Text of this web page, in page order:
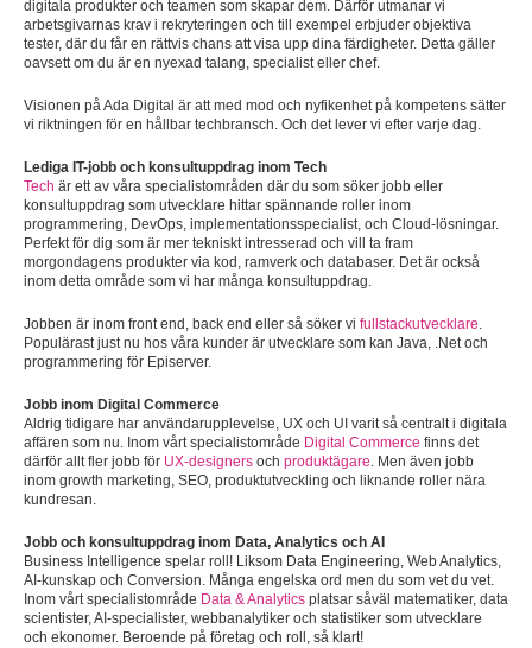
digitala produkter och teamen som skapar dem. Därför utmanar vi
arbetsgivarnas krav i rekryteringen och till exempel erbjuder objektiva
tester, där du får en rättvis chans att visa upp dina färdigheter. Detta gäller
oavsett om du är en nyexad talang, specialist eller chef.
Visionen på Ada Digital är att med mod och nyfikenhet på kompetens sätter
vi riktningen för en hållbar techbransch. Och det lever vi efter varje dag.
Lediga IT-jobb och konsultuppdrag inom Tech
Tech är ett av våra specialistområden där du som söker jobb eller
konsultuppdrag som utvecklare hittar spännande roller inom
programmering, DevOps, implementationsspecialist, och Cloud-lösningar.
Perfekt för dig som är mer tekniskt intresserad och vill ta fram
morgondagens produkter via kod, ramverk och databaser. Det är också
inom detta område som vi har många konsultuppdrag.
Jobben är inom front end, back end eller så söker vi fullstackutvecklare.
Populärast just nu hos våra kunder är utvecklare som kan Java, .Net och
programmering för Episerver.
Jobb inom Digital Commerce
Aldrig tidigare har användarupplevelse, UX och UI varit så centralt i digitala
affären som nu. Inom vårt specialistområde Digital Commerce finns det
därför allt fler jobb för UX-designers och produktägare. Men även jobb
inom growth marketing, SEO, produktutveckling och liknande roller nära
kundresan.
Jobb och konsultuppdrag inom Data, Analytics och AI
Business Intelligence spelar roll! Liksom Data Engineering, Web Analytics,
AI-kunskap och Conversion. Många engelska ord men du som vet du vet.
Inom vårt specialistområde Data & Analytics platsar såväl matematiker, data
scientister, AI-specialister, webbanalytiker och statistiker som utvecklare
och ekonomer. Beroende på företag och roll, så klart!